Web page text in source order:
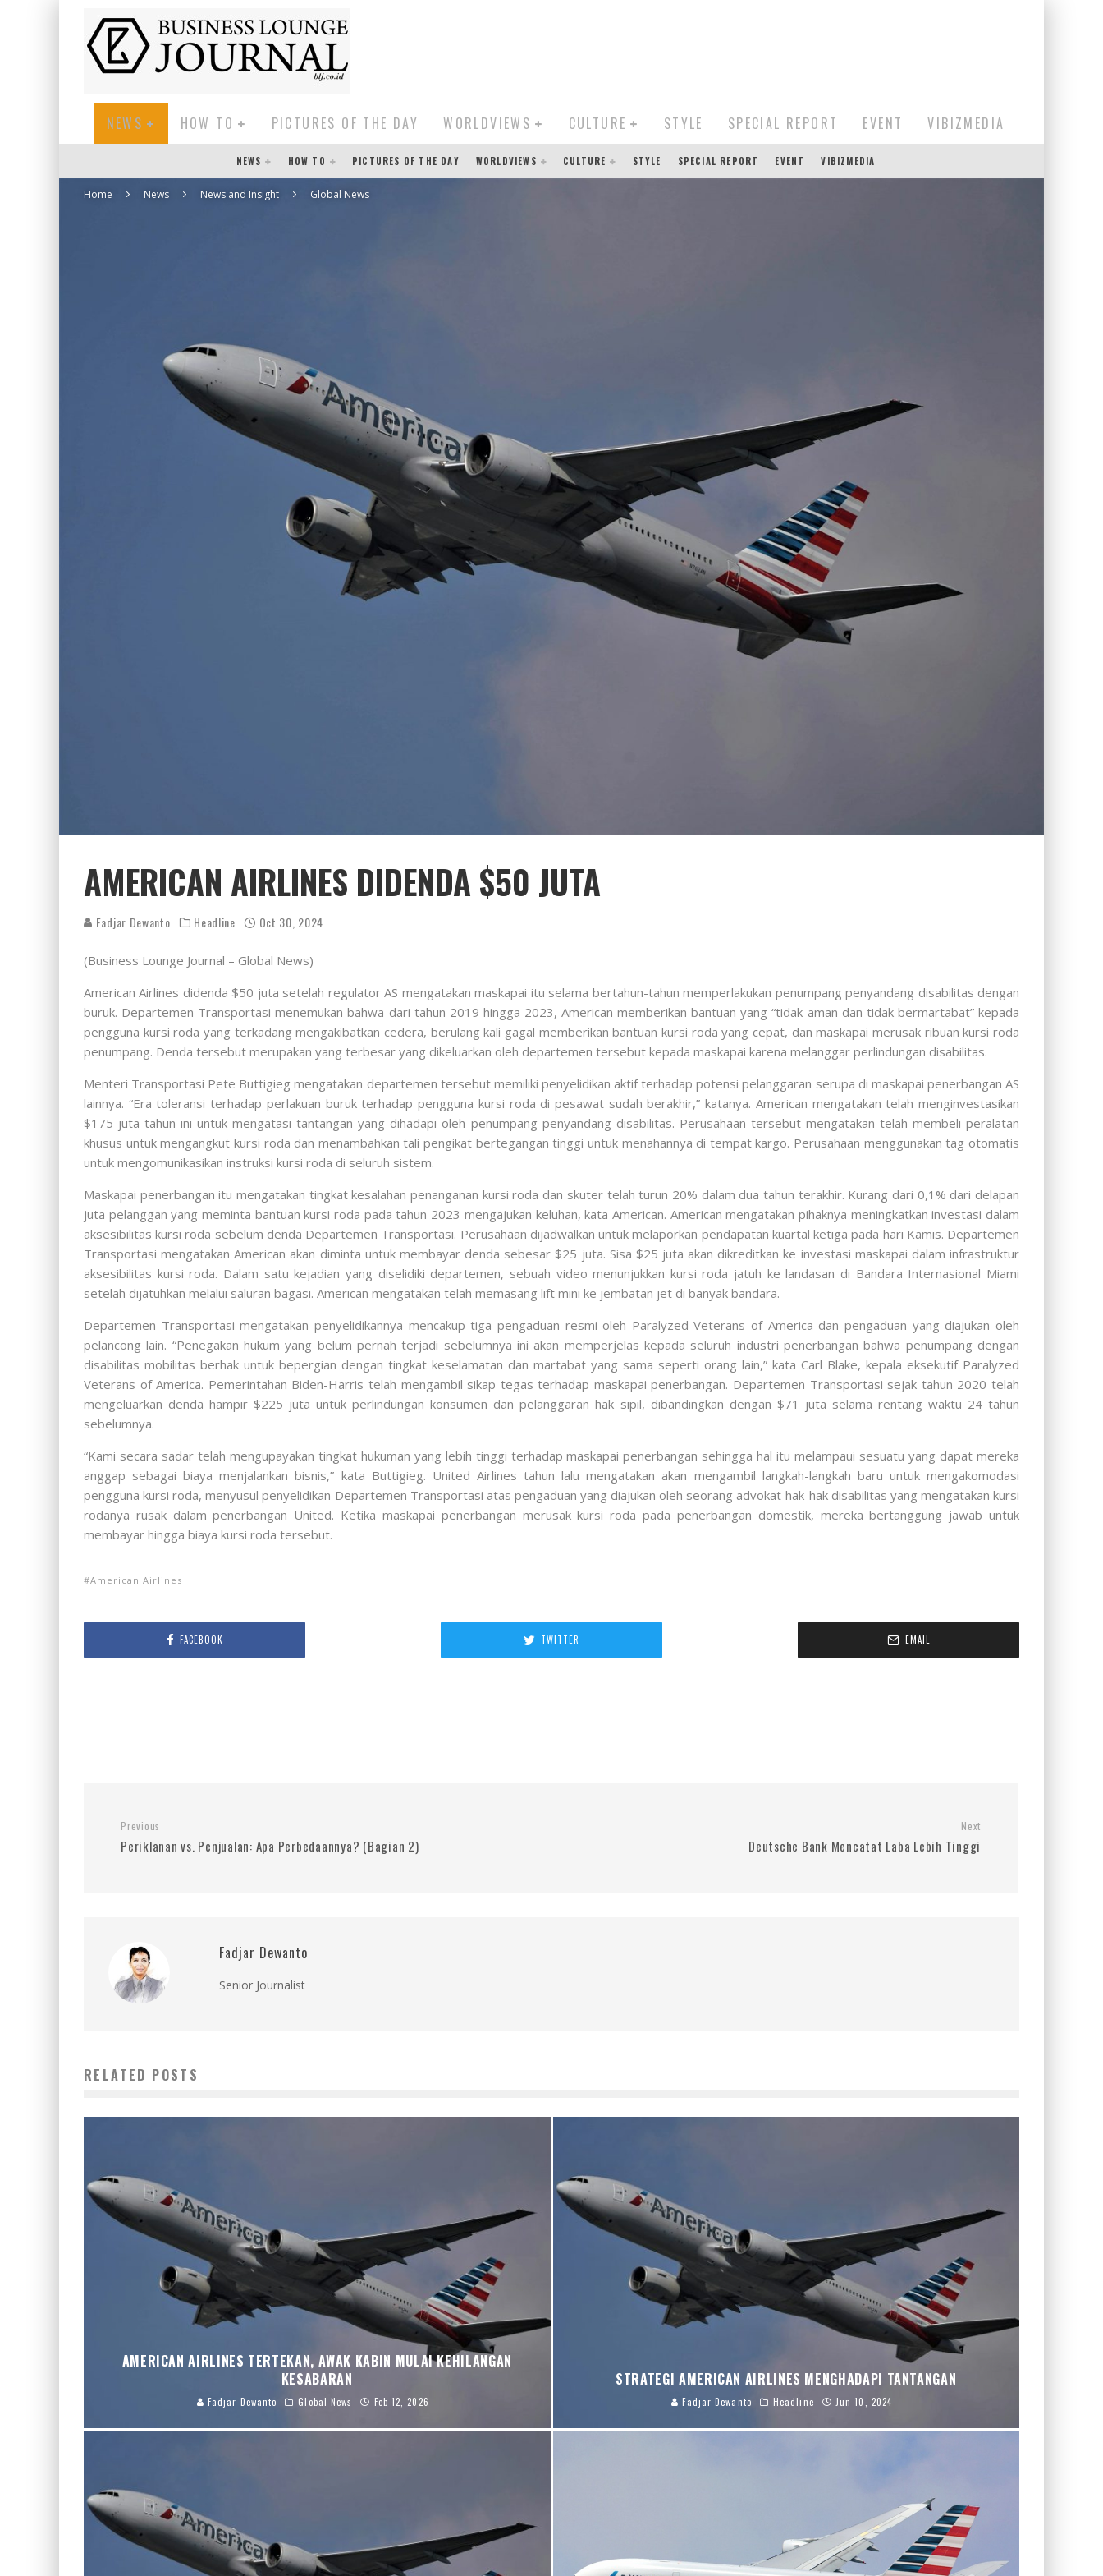
NEWS HOW TO PICTURES OF THE DAY WORLDVIEWS CULTURE STYLE SPECIAL REPORT EVENT VIBIZMEDIA
NEWS HOW TO PICTURES OF THE DAY WORLDVIEWS CULTURE STYLE SPECIAL REPORT EVENT VIBIZMEDIA
Home News News and Insight Global News
AMERICAN AIRLINES DIDENDA $50 JUTA
Fadjar Dewanto Headline Oct 30, 2024
(Business Lounge Journal – Global News)
American Airlines didenda $50 juta setelah regulator AS mengatakan maskapai itu selama bertahun-tahun memperlakukan penumpang penyandang disabilitas dengan
buruk. Departemen Transportasi menemukan bahwa dari tahun 2019 hingga 2023, American memberikan bantuan yang “tidak aman dan tidak bermartabat” kepada
pengguna kursi roda yang terkadang mengakibatkan cedera, berulang kali gagal memberikan bantuan kursi roda yang cepat, dan maskapai merusak ribuan kursi roda
penumpang. Denda tersebut merupakan yang terbesar yang dikeluarkan oleh departemen tersebut kepada maskapai karena melanggar perlindungan disabilitas.
Menteri Transportasi Pete Buttigieg mengatakan departemen tersebut memiliki penyelidikan aktif terhadap potensi pelanggaran serupa di maskapai penerbangan AS
lainnya. “Era toleransi terhadap perlakuan buruk terhadap pengguna kursi roda di pesawat sudah berakhir,” katanya. American mengatakan telah menginvestasikan
$175 juta tahun ini untuk mengatasi tantangan yang dihadapi oleh penumpang penyandang disabilitas. Perusahaan tersebut mengatakan telah membeli peralatan
khusus untuk mengangkut kursi roda dan menambahkan tali pengikat bertegangan tinggi untuk menahannya di tempat kargo. Perusahaan menggunakan tag otomatis
untuk mengomunikasikan instruksi kursi roda di seluruh sistem.
Maskapai penerbangan itu mengatakan tingkat kesalahan penanganan kursi roda dan skuter telah turun 20% dalam dua tahun terakhir. Kurang dari 0,1% dari delapan
juta pelanggan yang meminta bantuan kursi roda pada tahun 2023 mengajukan keluhan, kata American. American mengatakan pihaknya meningkatkan investasi dalam
aksesibilitas kursi roda sebelum denda Departemen Transportasi. Perusahaan dijadwalkan untuk melaporkan pendapatan kuartal ketiga pada hari Kamis. Departemen
Transportasi mengatakan American akan diminta untuk membayar denda sebesar $25 juta. Sisa $25 juta akan dikreditkan ke investasi maskapai dalam infrastruktur
aksesibilitas kursi roda. Dalam satu kejadian yang diselidiki departemen, sebuah video menunjukkan kursi roda jatuh ke landasan di Bandara Internasional Miami
setelah dijatuhkan melalui saluran bagasi. American mengatakan telah memasang lift mini ke jembatan jet di banyak bandara.
Departemen Transportasi mengatakan penyelidikannya mencakup tiga pengaduan resmi oleh Paralyzed Veterans of America dan pengaduan yang diajukan oleh
pelancong lain. “Penegakan hukum yang belum pernah terjadi sebelumnya ini akan memperjelas kepada seluruh industri penerbangan bahwa penumpang dengan
disabilitas mobilitas berhak untuk bepergian dengan tingkat keselamatan dan martabat yang sama seperti orang lain,” kata Carl Blake, kepala eksekutif Paralyzed
Veterans of America. Pemerintahan Biden-Harris telah mengambil sikap tegas terhadap maskapai penerbangan. Departemen Transportasi sejak tahun 2020 telah
mengeluarkan denda hampir $225 juta untuk perlindungan konsumen dan pelanggaran hak sipil, dibandingkan dengan $71 juta selama rentang waktu 24 tahun
sebelumnya.
“Kami secara sadar telah mengupayakan tingkat hukuman yang lebih tinggi terhadap maskapai penerbangan sehingga hal itu melampaui sesuatu yang dapat mereka
anggap sebagai biaya menjalankan bisnis,” kata Buttigieg. United Airlines tahun lalu mengatakan akan mengambil langkah-langkah baru untuk mengakomodasi
pengguna kursi roda, menyusul penyelidikan Departemen Transportasi atas pengaduan yang diajukan oleh seorang advokat hak-hak disabilitas yang mengatakan kursi
rodanya rusak dalam penerbangan United. Ketika maskapai penerbangan merusak kursi roda pada penerbangan domestik, mereka bertanggung jawab untuk
membayar hingga biaya kursi roda tersebut.
American Airlines
FACEBOOK TWITTER EMAIL
Previous
Periklanan vs. Penjualan: Apa Perbedaannya? (Bagian 2)
Next
Deutsche Bank Mencatat Laba Lebih Tinggi
Fadjar Dewanto
Senior Journalist
RELATED POSTS
AMERICAN AIRLINES TERTEKAN, AWAK KABIN MULAI KEHILANGAN
KESABARAN
Fadjar Dewanto Global News Feb 12, 2026
STRATEGI AMERICAN AIRLINES MENGHADAPI TANTANGAN
Fadjar Dewanto Headline Jun 10, 2024